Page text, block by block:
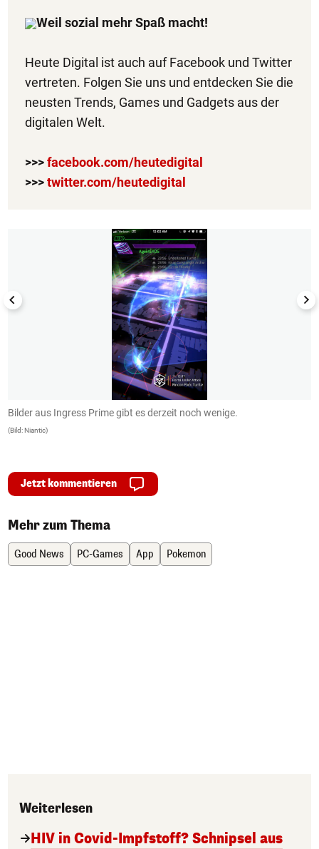
Weil sozial mehr Spaß macht!
Heute Digital ist auch auf Facebook und Twitter
vertreten. Folgen Sie uns und entdecken Sie die
neusten Trends, Games und Gadgets aus der
digitalen Welt.
>>>facebook.com/heutedigital
>>>twitter.com/heutedigital
Bilder aus Ingress Prime gibt es derzeit noch wenige.
(Bild: Niantic)
Jetzt kommentieren
Mehr zum Thema
Good News PC-Games App Pokemon
Weiterlesen
HIV in Covid-Impfstoff? Schnipsel aus